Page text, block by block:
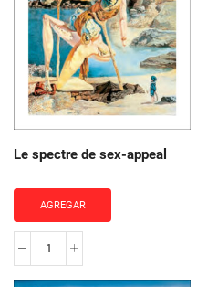
Le spectre de sex-appeal
AGREGAR
Le
spectre